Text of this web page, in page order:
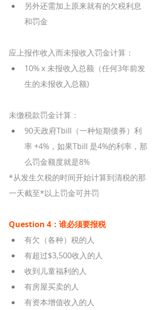
另外还需加上原来就有的欠税利息
和罚金
应上报作收入而未报收入罚金计算：
10% x 未报收入总额（任何3年前发
生的未报收入总额)
未缴税款罚金计算：
90天政府Tbill（一种短期债券）利
率 +4%，如果Tbill 是4%的利率，那
么罚金额度就是8%
*从发生欠税的时间开始计算到清税的那
一天截至*以上罚金可并罚
Question 4：谁必须要报税
有欠（各种）税的人
有超过$3,500收入的人
收到儿童福利的人
有房屋买卖的人
有资本增值收入的人